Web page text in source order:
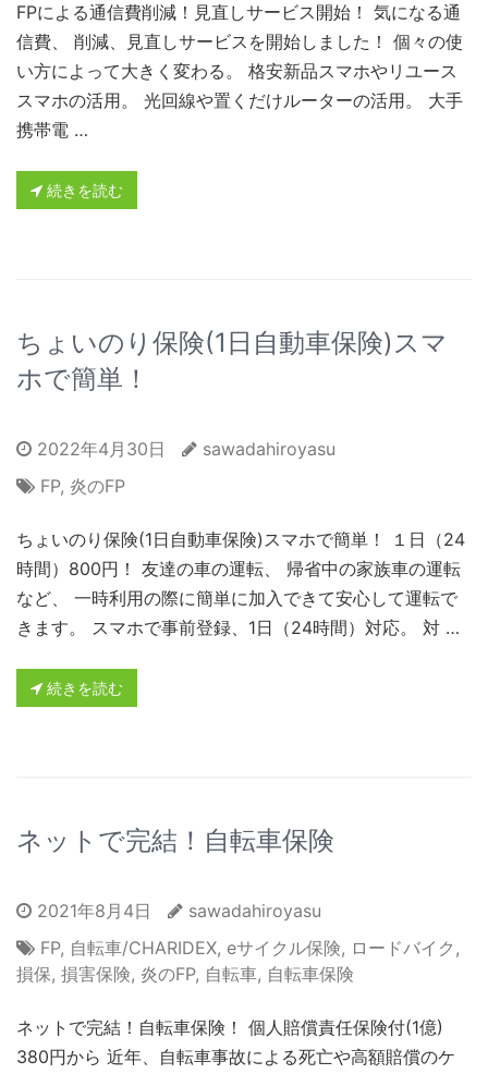
FPによる通信費削減！見直しサービス開始！ 気になる通
信費、 削減、見直しサービスを開始しました！ 個々の使
い方によって大きく変わる。 格安新品スマホやリユース
スマホの活用。 光回線や置くだけルーターの活用。 大手
携帯電 …
続きを読む
ちょいのり保険(1日自動車保険)スマ
ホで簡単！
2022年4月30日
sawadahiroyasu
FP, 炎のFP
ちょいのり保険(1日自動車保険)スマホで簡単！ １日（24
時間）800円！ 友達の車の運転、 帰省中の家族車の運転
など、 一時利用の際に簡単に加入できて安心して運転で
きます。 スマホで事前登録、1日（24時間）対応。 対 …
続きを読む
ネットで完結！自転車保険
2021年8月4日
sawadahiroyasu
FP, 自転車/CHARIDEX, eサイクル保険, ロードバイク ,
損保, 損害保険, 炎のFP, 自転車, 自転車保険
ネットで完結！自転車保険！ 個人賠償責任保険付(1億)
380円から 近年、自転車事故による死亡や高額賠償のケ